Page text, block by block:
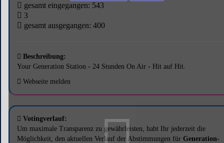
gesamt eingegangen: 543
3
gesamt ausgegangen: 400
Beschreibung:
Your Generation Station - 24 Stunden On Air - Hit auf Hit.
Webseite melden
Votingverlauf:
Um maximale Transparenz zu gewährleisten, habt Ihr jederzeit die
Möglichkeit, den aktuellen Verlauf der Abstimmungen für Generation-